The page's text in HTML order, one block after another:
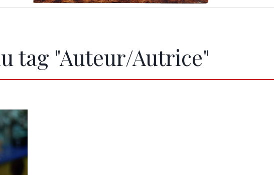
tag "Auteur/Autrice"